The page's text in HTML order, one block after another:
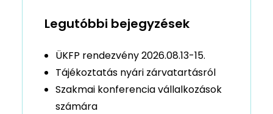
Legutóbbi bejegyzések
ÜKFP rendezvény 2026.08.13-15.
Tájékoztatás nyári zárvatartásról
Szakmai konferencia vállalkozások
számára